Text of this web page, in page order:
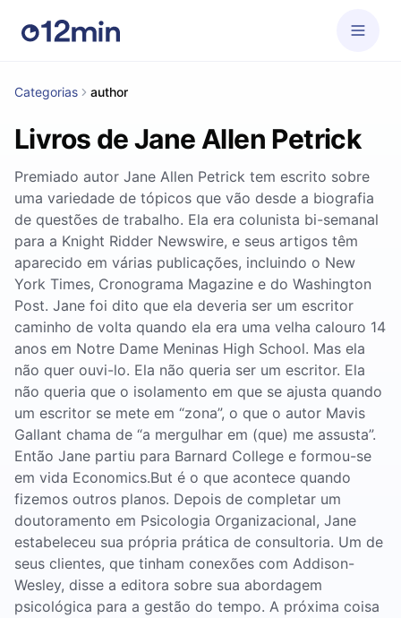
Categorias author
Livros de Jane Allen Petrick
Premiado autor Jane Allen Petrick tem escrito sobre
uma variedade de tópicos que vão desde a biografia
de questões de trabalho. Ela era colunista bi-semanal
para a Knight Ridder Newswire, e seus artigos têm
aparecido em várias publicações, incluindo o New
York Times, Cronograma Magazine e do Washington
Post. Jane foi dito que ela deveria ser um escritor
caminho de volta quando ela era uma velha calouro 14
anos em Notre Dame Meninas High School. Mas ela
não quer ouvi-lo. Ela não queria ser um escritor. Ela
não queria que o isolamento em que se ajusta quando
um escritor se mete em “zona”, o que o autor Mavis
Gallant chama de “a mergulhar em (que) me assusta”.
Então Jane partiu para Barnard College e formou-se
em vida Economics.But é o que acontece quando
fizemos outros planos. Depois de completar um
doutoramento em Psicologia Organizacional, Jane
estabeleceu sua própria prática de consultoria. Um de
seus clientes, que tinham conexões com Addison-
Wesley, disse a editora sobre sua abordagem
psicológica para a gestão do tempo. A próxima coisa